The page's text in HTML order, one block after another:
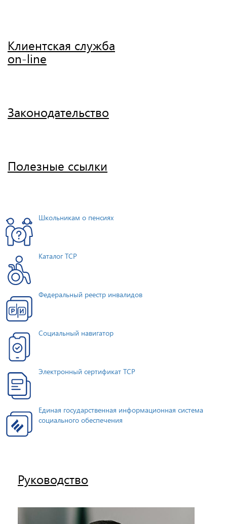
Клиентская служба
on-line
Законодательство
Полезные ссылки
Школьникам о пенсиях
Каталог ТСР
Федеральный реестр инвалидов
Социальный навигатор
Электронный сертификат ТСР
Единая государственная информационная система
социального обеспечения
Руководство